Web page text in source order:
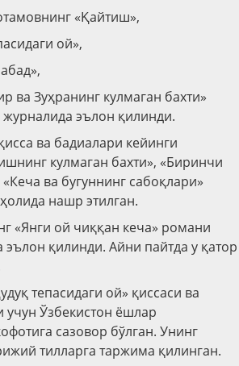
«Қайтиш»,
ой»,
ва Зуҳранинг кулмаган бахти»
эълон қилинди.
ва бадиалари кейинги
кулмаган бахти», «Биринчи
ва бугуннинг сабоқлари»
нашр этилган.
«Янги ой чиққан кеча» романи
қилинди. Айни пайтда у қатор
тепасидаги ой» қиссаси ва
Ўзбекистон ёшлар
сазовор бўлган. Унинг
тилларга таржима қилинган.